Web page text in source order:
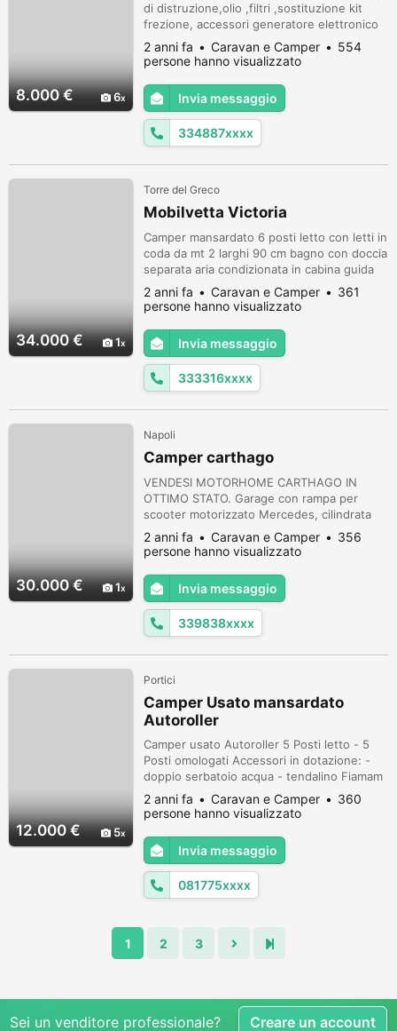
8.000 € 6
di distruzione,olio ,filtri ,sostituzione kit
frezione, accessori generatore elettronico
onda 2500 più aria condizionata cellula più
bombolone gas cerchi da 16 pronto per
partire ottimo per la prima esperienza top
100 100
2 anni fa Caravan e Camper
554
persone hanno visualizzato
Invia messaggio
334887xxxx
34.000 € 1
Torre del Greco
Mobilvetta Victoria
Camper mansardato 6 posti letto con letti in
coda da mt 2 larghi 90 cm bagno con doccia
separata aria condizionata in cabina guida
turbovent centrale e due aperture a soffitto
vano x due bombole tv a scomparsa dinetta
trasformabile a letto matrimoniale mobili in
perfette condizioni vetri + zanzariere
integre collaudi effettuati nel 2023 cambio
filtri olio no...
2 anni fa Caravan e Camper
361
persone hanno visualizzato
Invia messaggio
333316xxxx
30.000 € 1
Napoli
Camper carthago
VENDESI MOTORHOME CARTHAGO IN
OTTIMO STATO. Garage con rampa per
scooter motorizzato Mercedes, cilindrata
2.700 Anno di Immatricolazione 2001, posti
6, lunghezza 7,75 m. Gemellato, gommato
nuovo, 5 cilindri, Patente C. Letto in coda
matrimoniale alla francese, letto basculante
anteriore. ACCESSORI: Riscaldamenti ALDE,
boiler Truma, clima cabina e cellula, ba...
2 anni fa Caravan e Camper
356
persone hanno visualizzato
Invia messaggio
339838xxxx
12.000 € 5
Portici
Camper Usato mansardato
Autoroller
Camper usato Autoroller 5 Posti letto - 5
Posti omologati Accessori in dotazione: -
doppio serbatoio acqua - tendalino Fiamam
F 45 - antenna tv - luce esterna - scaletta
estena posteriore - turbovent
CARATTERISTICHE TECNICHE
Motorizzazione Fiat -1.9 TD Lunghezza mt:
5,48 Anno di costruzione 1998 Casa
costruttrice Roller Chilometri 77986 circa
Condizioni buon...
2 anni fa Caravan e Camper
360
persone hanno visualizzato
Invia messaggio
081775xxxx
1 2 3
Sei un venditore professionale? Creare un account